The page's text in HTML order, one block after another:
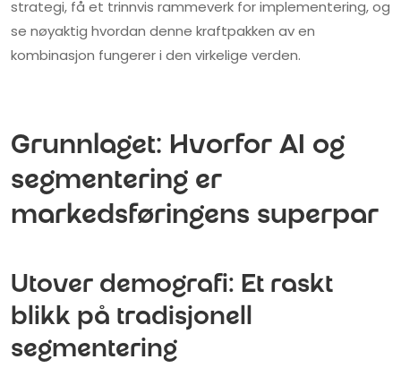
strategi, få et trinnvis rammeverk for implementering, og
se nøyaktig hvordan denne kraftpakken av en
kombinasjon fungerer i den virkelige verden.
Grunnlaget: Hvorfor AI og
segmentering er
markedsføringens superpar
Utover demografi: Et raskt
blikk på tradisjonell
segmentering